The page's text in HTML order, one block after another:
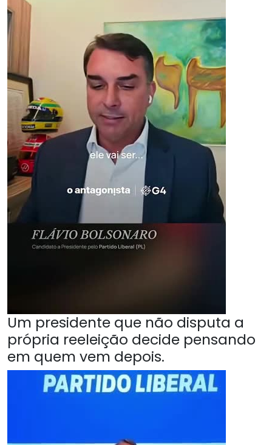
Um presidente que não disputa a
própria reeleição decide pensando
em quem vem depois.